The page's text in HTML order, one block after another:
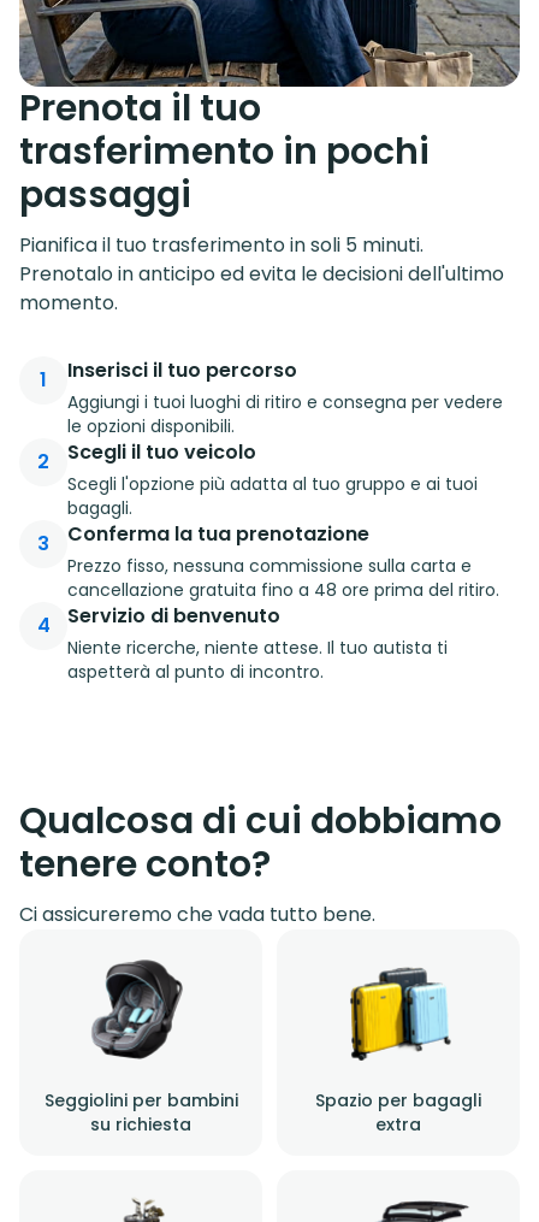
Prenota il tuo
trasferimento in pochi
passaggi
Pianifica il tuo trasferimento in soli 5 minuti.
Prenotalo in anticipo ed evita le decisioni dell'ultimo
momento.
1 Inserisci il tuo percorso
Aggiungi i tuoi luoghi di ritiro e consegna per vedere
le opzioni disponibili.
2 Scegli il tuo veicolo
Scegli l'opzione più adatta al tuo gruppo e ai tuoi
bagagli.
3 Conferma la tua prenotazione
Prezzo fisso, nessuna commissione sulla carta e
cancellazione gratuita fino a 48 ore prima del ritiro.
4 Servizio di benvenuto
Niente ricerche, niente attese. Il tuo autista ti
aspetterà al punto di incontro.
Qualcosa di cui dobbiamo
tenere conto?
Ci assicureremo che vada tutto bene.
Seggiolini per bambini
su richiesta
Spazio per bagagli
extra